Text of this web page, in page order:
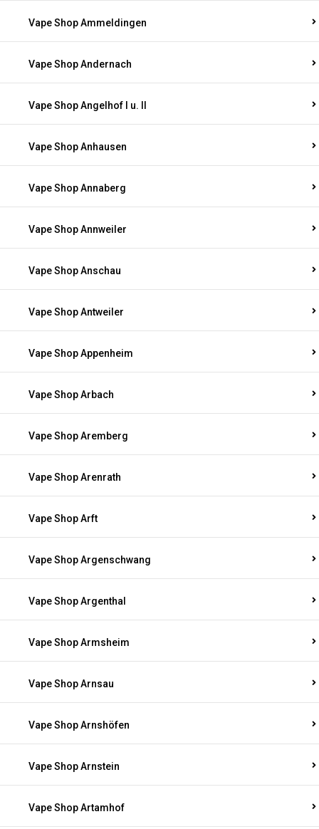
Vape Shop Ammeldingen
Vape Shop Andernach
Vape Shop Angelhof I u. II
Vape Shop Anhausen
Vape Shop Annaberg
Vape Shop Annweiler
Vape Shop Anschau
Vape Shop Antweiler
Vape Shop Appenheim
Vape Shop Arbach
Vape Shop Aremberg
Vape Shop Arenrath
Vape Shop Arft
Vape Shop Argenschwang
Vape Shop Argenthal
Vape Shop Armsheim
Vape Shop Arnsau
Vape Shop Arnshöfen
Vape Shop Arnstein
Vape Shop Artamhof